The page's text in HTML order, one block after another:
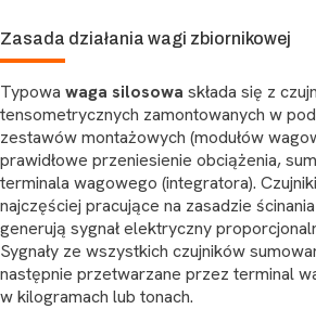
Zasada działania wagi zbiornikowej
Typowa waga silosowa składa się z
tensometrycznych zamontowanych w
zestawów montażowych (modułów
prawidłowe przeniesienie obciążenia,
terminala wagowego (integratora).
najczęściej pracujące na zasadzie
generują sygnał elektryczny
Sygnały ze wszystkich czujników
następnie przetwarzane przez terminal
w kilogramach lub tonach.